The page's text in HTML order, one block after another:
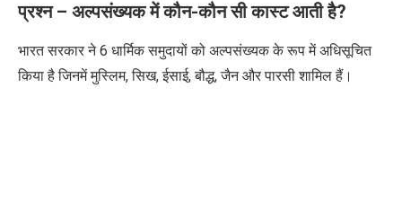
प्रश्न – अल्पसंख्यक में कौन-कौन सी कास्ट आती है?
भारत सरकार ने6 धार्मिक समुदायों को अल्पसंख्यक के रूप में अधिसूचित
किया है जिनमें मुस्लिम,सिख,ईसाई,बौद्ध,जैन और पारसी शामिल हैं।